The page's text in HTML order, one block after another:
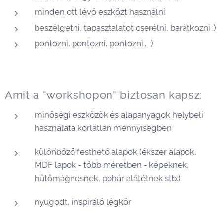
minden ott lévő eszközt használni
beszélgetni, tapasztalatot cserélni, barátkozni :)
pontozni, pontozni, pontozni... :)
Amit a "workshopon" biztosan kapsz:
minőségi eszközök és alapanyagok helybeli
használata korlátlan mennyiségben
különböző festhető alapok (ékszer alapok,
MDF lapok - több méretben - képeknek,
hűtőmágnesnek, pohár alátétnek stb.)
nyugodt, inspiráló légkör